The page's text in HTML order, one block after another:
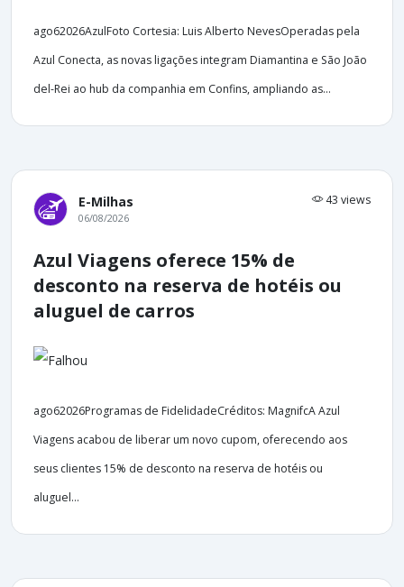
ago62026AzulFoto Cortesia: Luis Alberto NevesOperadas pela
Azul Conecta, as novas ligações integram Diamantina e São João
del-Rei ao hub da companhia em Confins, ampliando as...
E-Milhas 43 views
06/08/2026
Azul Viagens oferece 15% de
desconto na reserva de hotéis ou
aluguel de carros
ago62026Programas de FidelidadeCréditos: MagnifcA Azul
Viagens acabou de liberar um novo cupom, oferecendo aos
seus clientes 15% de desconto na reserva de hotéis ou
aluguel...